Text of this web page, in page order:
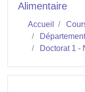
Alimentaire
Accueil
Doctorat 1 -